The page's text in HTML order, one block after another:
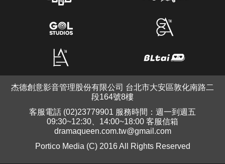
杰德創意影音管理股份有限公司 台北市大安區敦化南路二
段164號8樓
客服電話 (02)23779901 服務時間：週一到週五
09:30~12:30、14:00~18:00 客服信箱
dramaqueen.com.tw@gmail.com
Portico Media (C) 2016 All Rights Reserved